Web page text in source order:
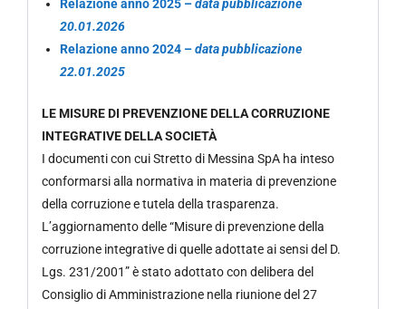
Relazione anno 2025 –data pubblicazione
20.01.2026
Relazione anno 2024 –data pubblicazione
22.01.2025
LE MISURE DI PREVENZIONE DELLA CORRUZIONE
INTEGRATIVE DELLA SOCIETÀ
I documenti con cui Stretto di Messina SpA ha inteso
conformarsi alla normativa in materia di prevenzione
della corruzione e tutela della trasparenza.
L’aggiornamento delle “Misure di prevenzione della
corruzione integrative di quelle adottate ai sensi del D.
Lgs. 231/2001” è stato adottato con delibera del
Consiglio di Amministrazione nella riunione del 27